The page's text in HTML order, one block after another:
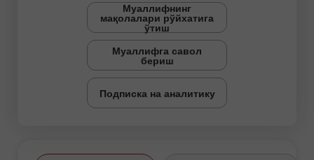
Муаллифнинг
мақолалари рўйхатига
ўтиш
Муаллифга савол
бериш
Подписка на аналитику